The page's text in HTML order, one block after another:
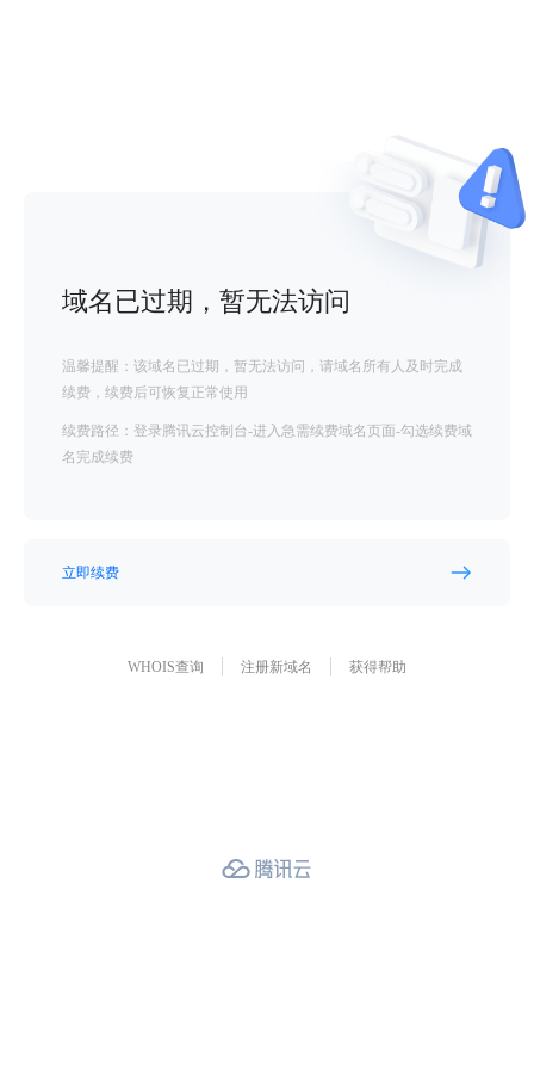
域名已过期，暂无法访问
温馨提醒：该域名已过期，暂无法访问，请域名所有人及时完成
续费，续费后可恢复正常使用
续费路径：登录腾讯云控制台-进入急需续费域名页面-勾选续费域
名完成续费
立即续费
WHOIS查询 注册新域名 获得帮助